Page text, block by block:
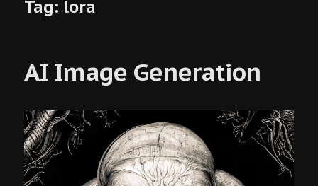
Tag: lora
AI Image Generation